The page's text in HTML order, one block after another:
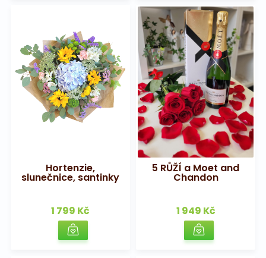
Hortenzie,
slunečnice, santinky
1 799 Kč
5 RŮŽÍ a Moet and
Chandon
1 949 Kč